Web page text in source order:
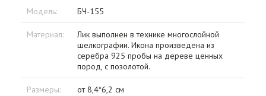
Модель: БЧ-155
Материал:
Лик выполнен в технике многослойной
шелкографии. Икона произведена из
серебра 925 пробы на дереве ценных
пород, с позолотой.
Размеры: от 8,4*6,2 см